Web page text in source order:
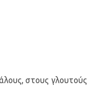
στους γλουτούς